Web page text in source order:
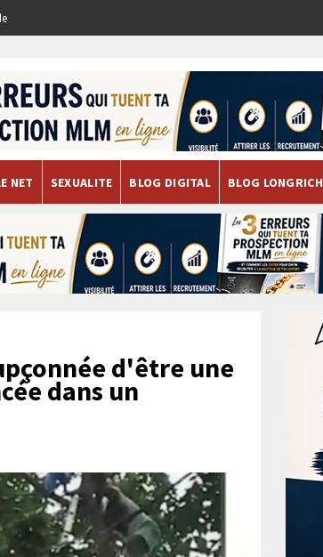
NET SEXUALITE BLOG DIGITAL BLOG LONGRICH
d'être une
dans un